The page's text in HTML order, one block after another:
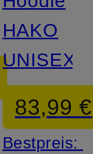
HAKO
UNISEX
83,99 €
Bestpreis: